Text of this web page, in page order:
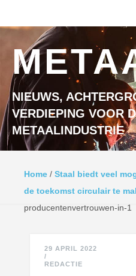
NIEUWS,
VERDIEPING VOOR
METAALINDUSTRIE
Home / Staal biedt veel
de toekomst circulair te
producentenvertrouwen-in-1
29 APRIL 2022
/
REDACTIE